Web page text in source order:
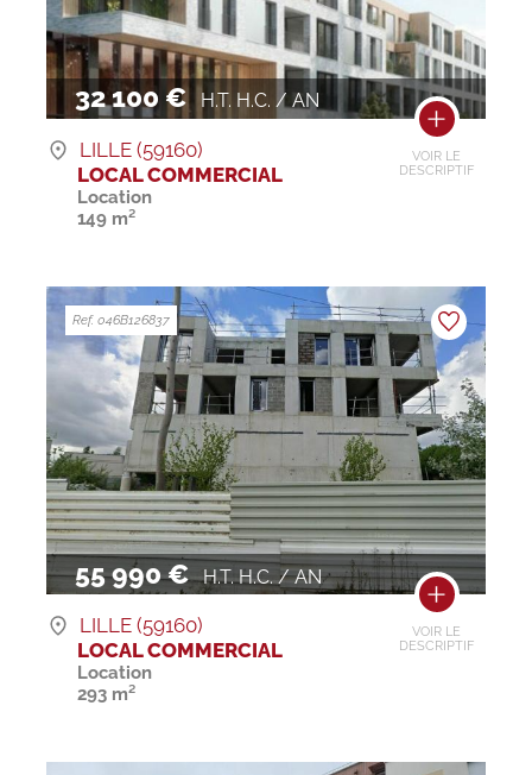
32 100 € H.T. H.C. / AN
VOIR LE
DESCRIPTIF
LILLE (59160)
LOCAL COMMERCIAL
Location
149 m²
55 990 € H.T. H.C. / AN
VOIR LE
DESCRIPTIF
Ref. 046B126837
LILLE (59160)
LOCAL COMMERCIAL
Location
293 m²